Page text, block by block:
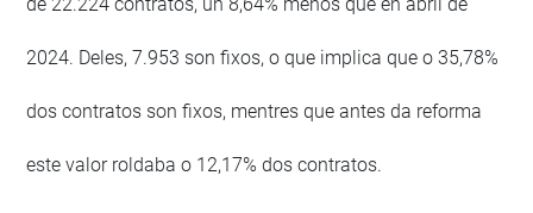
2024. Deles, 7.953 son fixos, o que implica que o 35,78%
dos contratos son fixos, mentres que antes da reforma
este valor roldaba o 12,17% dos contratos.